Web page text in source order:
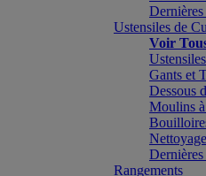
Ustensiles de
Voir
Gants et
Dessous
Moulins
Rangements